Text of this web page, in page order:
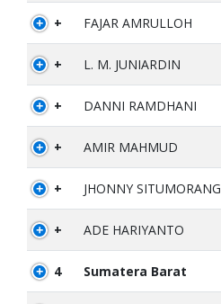
+ FAJAR AMRULLOH
+ L. M. JUNIARDIN
+ DANNI RAMDHANI
+ AMIR MAHMUD
+ JHONNY SITUMORANG
+ ADE HARIYANTO
4 Sumatera Barat